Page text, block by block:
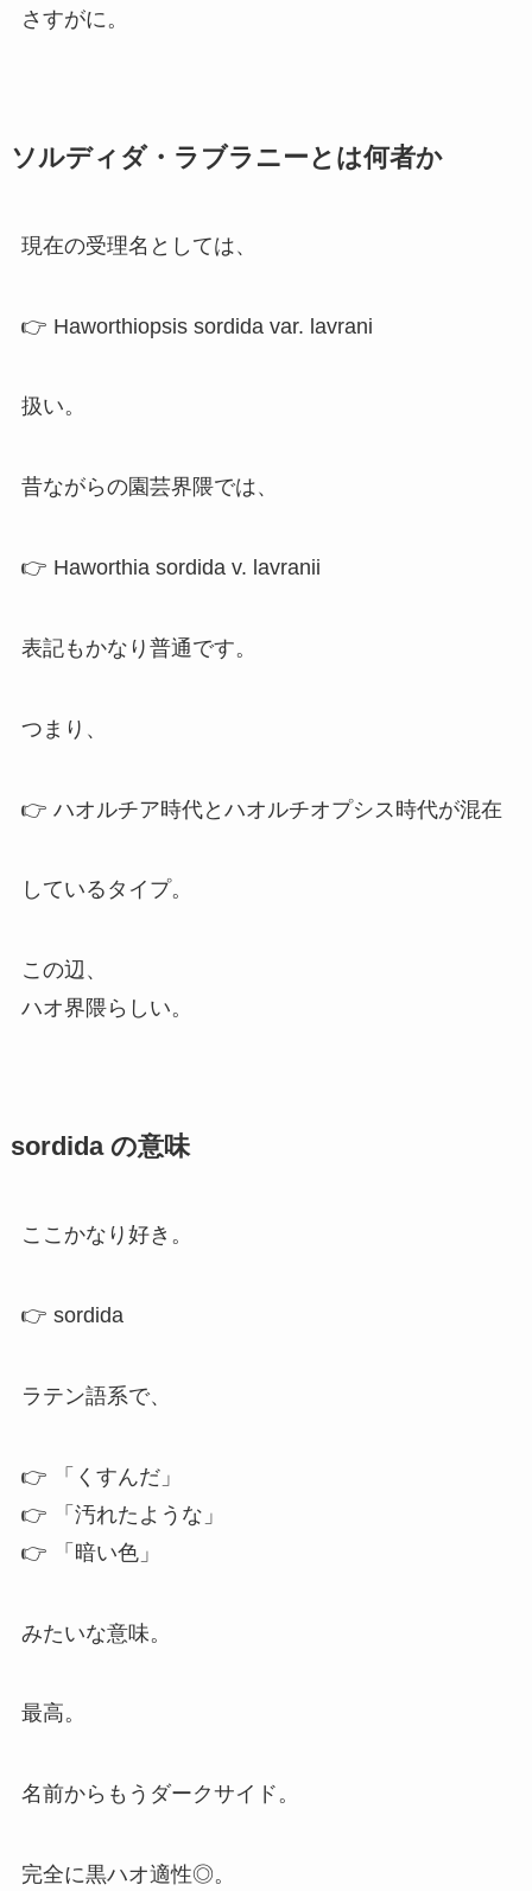
さすがに。
ソルディダ・ラブラニーとは何者か
現在の受理名としては、
👉 Haworthiopsis sordida var. lavrani
扱い。
昔ながらの園芸界隈では、
👉 Haworthia sordida v. lavranii
表記もかなり普通です。
つまり、
👉 ハオルチア時代とハオルチオプシス時代が混在
しているタイプ。
この辺、
ハオ界隈らしい。
sordida の意味
ここかなり好き。
👉 sordida
ラテン語系で、
👉 「くすんだ」
👉 「汚れたような」
👉 「暗い色」
みたいな意味。
最高。
名前からもうダークサイド。
完全に黒ハオ適性◎。